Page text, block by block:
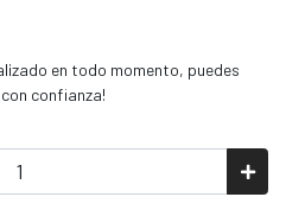
en todo momento, puedes
confianza!